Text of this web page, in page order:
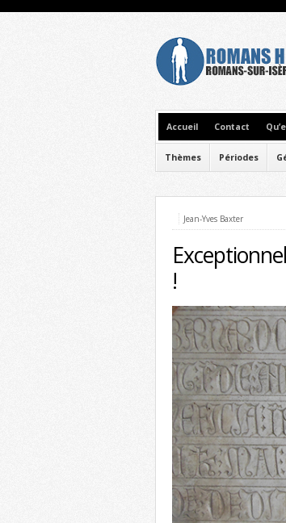
Accueil Contact
Thèmes Périodes
Jean-Yves Baxter
!